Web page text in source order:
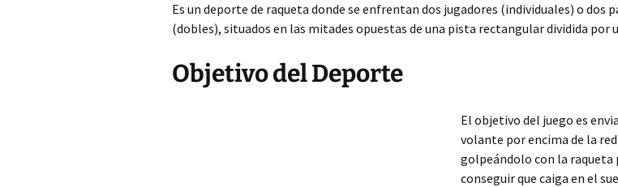
Es un deporte de raqueta donde se enfrentan dos jugadores (individuales) o dos
(dobles), situados en las mitades opuestas de una pista rectangular dividida por
Objetivo del Deporte
El objetivo del juego es
volante por encima de la red
golpeándolo con la raqueta
conseguir que caiga en el